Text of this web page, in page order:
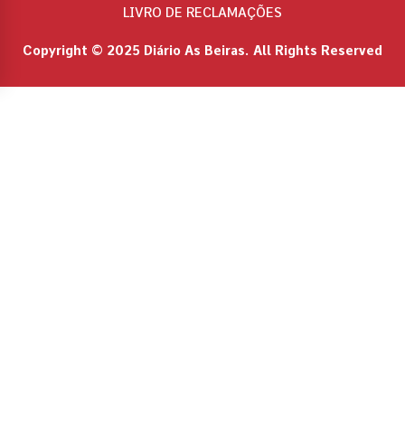
Copyright © 2025 Diário As Beiras. All Rights Reserved
LIVRO DE RECLAMAÇÕES